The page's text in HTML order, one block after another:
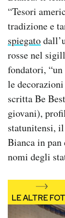
Notifiche
Regala il
Hai
Esci
“Tesori
tradizione e
spiegato
rosse nel
fondatori,
le
scritta Be
giovani),
statunitensi,
Bianca in
nomi degli